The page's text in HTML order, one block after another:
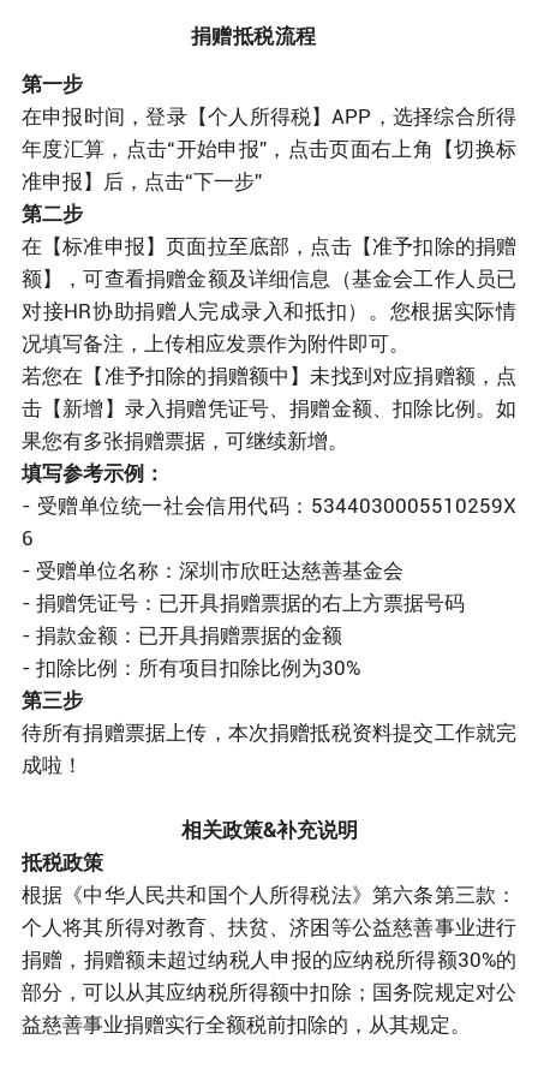
捐赠抵税流程
第一步
在申报时间，登录【个人所得税】APP，选择综合所得
年度汇算，点击“开始申报”，点击页面右上角【切换标
准申报】后，点击“下一步”
第二步
在【标准申报】页面拉至底部，点击【准予扣除的捐赠
额】，可查看捐赠金额及详细信息（基金会工作人员已
对接HR协助捐赠人完成录入和抵扣）。您根据实际情
况填写备注，上传相应发票作为附件即可。
若您在【准予扣除的捐赠额中】未找到对应捐赠额，点
击【新增】录入捐赠凭证号、捐赠金额、扣除比例。如
果您有多张捐赠票据，可继续新增。
填写参考示例：
- 受赠单位统一社会信用代码：5344030005510259X
6
- 受赠单位名称：深圳市欣旺达慈善基金会
- 捐赠凭证号：已开具捐赠票据的右上方票据号码
- 捐款金额：已开具捐赠票据的金额
- 扣除比例：所有项目扣除比例为30%
第三步
待所有捐赠票据上传，本次捐赠抵税资料提交工作就完
成啦！
相关政策&补充说明
抵税政策
根据《中华人民共和国个人所得税法》第六条第三款：
个人将其所得对教育、扶贫、济困等公益慈善事业进行
捐赠，捐赠额未超过纳税人申报的应纳税所得额30%的
部分，可以从其应纳税所得额中扣除；国务院规定对公
益慈善事业捐赠实行全额税前扣除的，从其规定。